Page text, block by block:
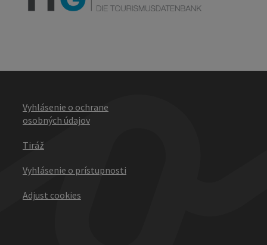
Vyhlásenie o ochrane
osobných údajov
Tiráž
Vyhlásenie o prístupnosti
Adjust cookies